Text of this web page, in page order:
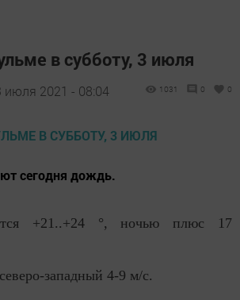
в субботу, 3 июля
июля 2021 - 08:04 1031 0 0
сегодня дождь.
+21..+24 °, ночью плюс 17
западный 4-9 м/с.